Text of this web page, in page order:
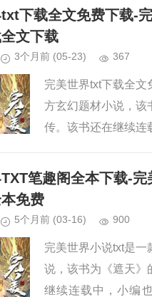
界》，请持续关注本
小编会第一时间更新
下载全文免费下载-
文下载
3个月前 (05-23) 367
完美世界txt下载全文
方玄幻题材小说，该
传。该书还在继续连
界》，请持续关注本
笔趣阁全本下载-
免费
5个月前 (03-16) 900
完美世界小说txt是一
说，该书为《遮天》
继续连载中，小编